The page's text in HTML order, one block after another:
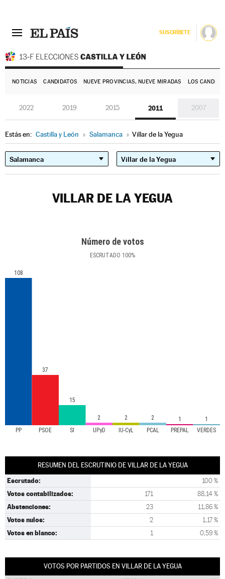
SUSCRÍBETE
NOTICIAS CANDIDATOS NUEVE PROVINCIAS, NUEVE MIRADAS LOS
2022 2019 2015 2011 2007
Estás en: Castilla y León » Salamanca » Villar de la Yegua
VILLAR DE LA YEGUA
Número de votos
ESCRUTADO 100%
PP PSOE SI UPyD IU-CyL PCAL PREPAL VERDES
108
37
15
2 2 2 1 1
RESUMEN DEL ESCRUTINIO DE VILLAR DE LA YEGUA
Escrutado: 100 %
Votos contabilizados: 171 88,14 %
Abstenciones: 23 11,86 %
Votos nulos: 2 1,17 %
Votos en blanco: 1 0,59 %
VOTOS POR PARTIDOS EN VILLAR DE LA YEGUA